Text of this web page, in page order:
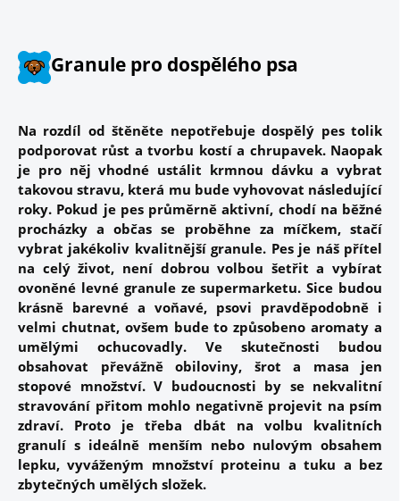
Granule pro dospělého psa
Na rozdíl od štěněte nepotřebuje dospělý pes tolik
podporovat růst a tvorbu kostí a chrupavek. Naopak
je pro něj vhodné ustálit krmnou dávku a vybrat
takovou stravu, která mu bude vyhovovat následující
roky. Pokud je pes průměrně aktivní, chodí na běžné
procházky a občas se proběhne za míčkem, stačí
vybrat jakékoliv kvalitnější granule. Pes je náš přítel
na celý život, není dobrou volbou šetřit a vybírat
ovoněné levné granule ze supermarketu. Sice budou
krásně barevné a voňavé, psovi pravděpodobně i
velmi chutnat, ovšem bude to způsobeno aromaty a
umělými ochucovadly. Ve skutečnosti budou
obsahovat převážně obiloviny, šrot a masa jen
stopové množství. V budoucnosti by se nekvalitní
stravování přitom mohlo negativně projevit na psím
zdraví. Proto je třeba dbát na volbu kvalitních
granulí s ideálně menším nebo nulovým obsahem
lepku, vyváženým množství proteinu a tuku a bez
zbytečných umělých složek.